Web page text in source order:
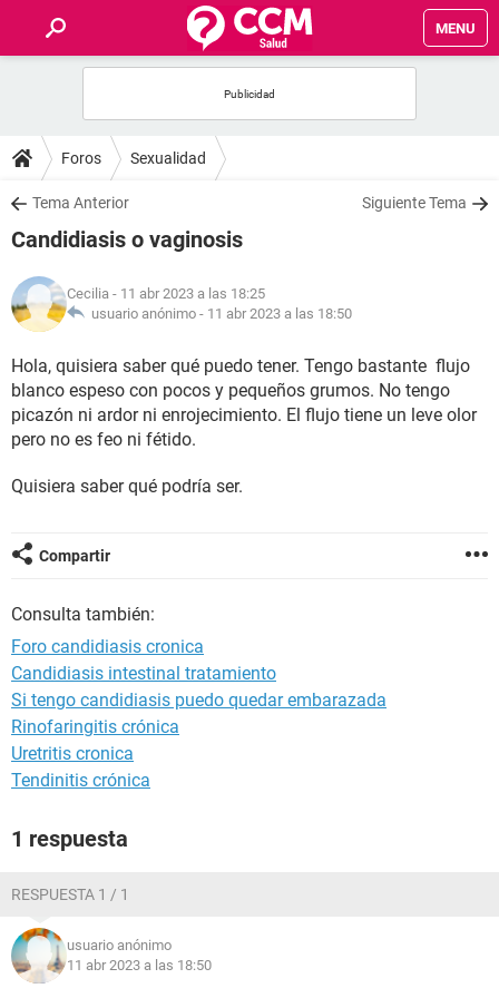
MENU
FOROS
SALUD
NUTRICIÓN
BIENESTAR
SEXUALIDAD
GLOSARIO
Foros Sexualidad
Tema Anterior Siguiente Tema
Candidiasis o vaginosis
Cecilia - 11 abr 2023 a las 18:25
usuario anónimo - 11 abr 2023 a las 18:50
Hola, quisiera saber qué puedo tener. Tengo bastante flujo
blanco espeso con pocos y pequeños grumos. No tengo
picazón ni ardor ni enrojecimiento. El flujo tiene un leve olor
pero no es feo ni fétido.
Quisiera saber qué podría ser.
Compartir
Consulta también:
Foro candidiasis cronica
Candidiasis intestinal tratamiento
Si tengo candidiasis puedo quedar embarazada
Rinofaringitis crónica
Uretritis cronica
Tendinitis crónica
1 respuesta
RESPUESTA 1 / 1
usuario anónimo
11 abr 2023 a las 18:50